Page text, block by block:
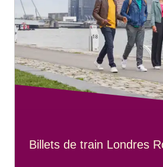
Billets de train Londres